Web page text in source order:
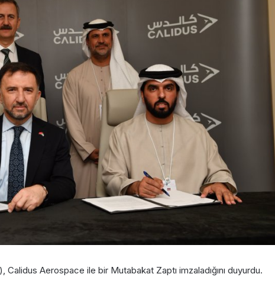
Calidus Aerospace ile bir Mutabakat Zaptı imzaladığını duyurdu.